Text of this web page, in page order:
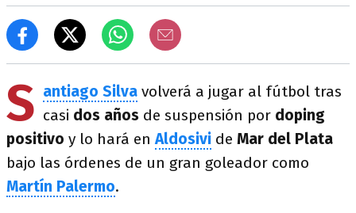
S antiago Silva volverá a jugar al fútbol tras
casi dos años de suspensión por doping
positivo y lo hará en Aldosivi de Mar del Plata
bajo las órdenes de un gran goleador como
Martín Palermo.